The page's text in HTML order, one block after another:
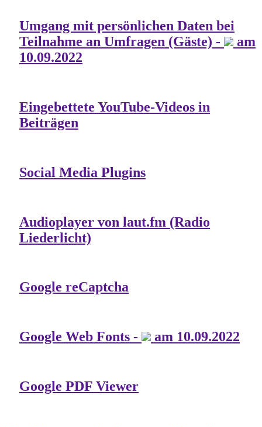
Umgang mit persönlichen Daten bei
Teilnahme an Umfragen (Gäste) -
am
10.09.2022
Eingebettete YouTube-Videos in
Beiträgen
Social Media Plugins
Audioplayer von laut.fm (Radio
Liederlicht)
Google reCaptcha
Google Web Fonts - am 10.09.2022
Google PDF Viewer